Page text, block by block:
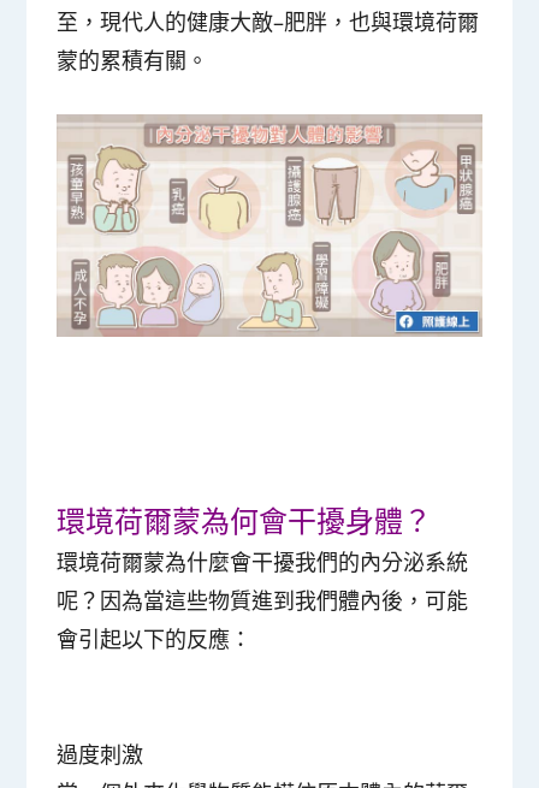
至，現代人的健康大敵–肥胖，也與環境荷爾
蒙的累積有關。
環境荷爾蒙為何會干擾身體？
環境荷爾蒙為什麼會干擾我們的內分泌系統
呢？因為當這些物質進到我們體內後，可能
會引起以下的反應：
過度刺激